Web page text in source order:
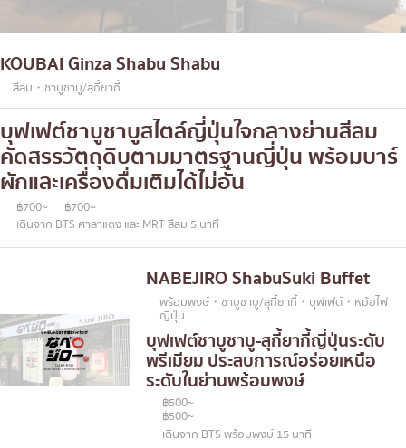
KOUBAI Ginza Shabu Shabu
สีลม・ชาบูชาบู/สุกี้ยากี้
บุฟเฟต์ชาบูชาบูสไตล์ญี่ปุ่นใจกลางย่านสีลม
คัดสรรวัตถุดิบตามมาตรฐานญี่ปุ่น พร้อมบาร์
ผักและเครื่องดื่มเติมได้ไม่อั้น
฿700~
฿700~
เดินจาก BTS ศาลาแดง และ MRT สีลม 5 นาที
NABEJIRO ShabuSuki Buffet
พร้อมพงษ์・ชาบูชาบู/สุกี้ยากี้・บุฟเฟต์・หม้อไฟ
ญี่ปุ่น
บุฟเฟต์ชาบูชาบู-สุกี้ยากี้ญี่ปุ่นระดับ
พรีเมียม ประสบการณ์อร่อยเหนือ
ระดับในย่านพร้อมพงษ์
฿500~
฿500~
เดินจาก BTS พร้อมพงษ์ 15 นาที